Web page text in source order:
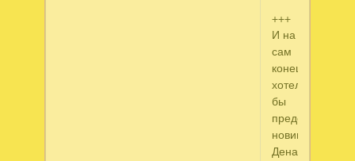
+++
И на
сам
конец
хотелось
бы
представить
новинку
Дена